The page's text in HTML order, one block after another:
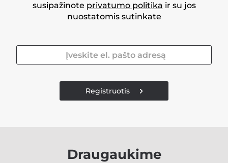
susipažinote privatumo politika ir su jos
nuostatomis sutinkate
Registruotis
Draugaukime